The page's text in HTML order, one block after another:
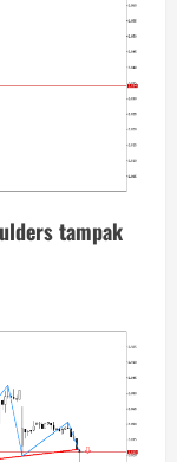
tampak